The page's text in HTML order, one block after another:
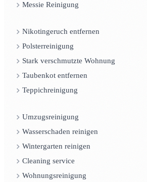
Messie Reinigung
Nikotingeruch entfernen
Polsterreinigung
Stark verschmutzte Wohnung
Taubenkot entfernen
Teppichreinigung
Umzugsreinigung
Wasserschaden reinigen
Wintergarten reinigen
Cleaning service
Wohnungsreinigung